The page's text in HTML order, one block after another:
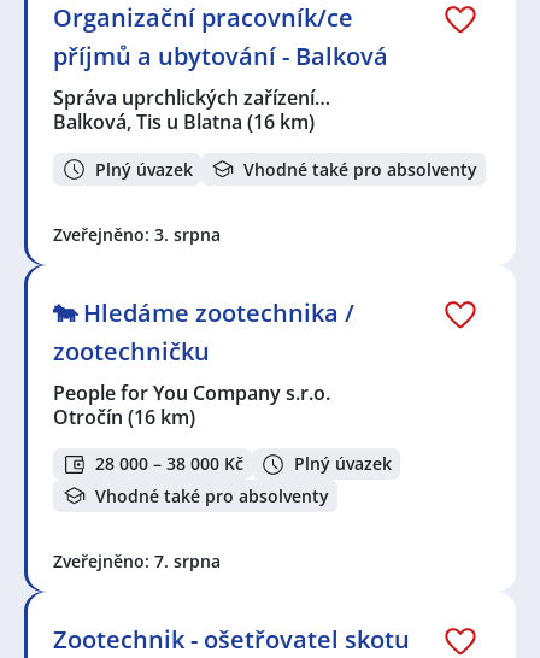
Organizační pracovník/ce
příjmů a ubytování - Balková
Správa uprchlických zařízení…
Balková, Tis u Blatna (16 km)
Plný úvazek Vhodné také pro absolventy
Zveřejněno: 3. srpna
🐄 Hledáme zootechnika /
zootechničku
People for You Company s.r.o.
Otročín (16 km)
28 000 – 38 000 Kč
Plný úvazek
Vhodné také pro absolventy
Zveřejněno: 7. srpna
Zootechnik - ošetřovatel skotu